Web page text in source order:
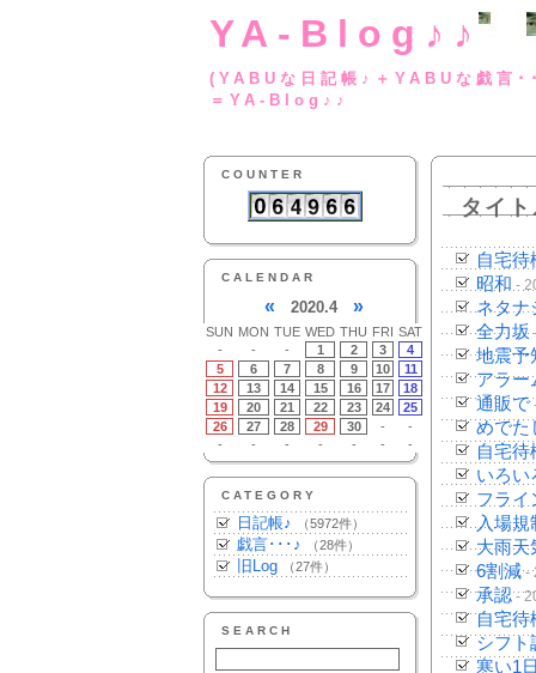
YA-Blog♪♪
(YABUな日記帳♪
＝YA-Blog♪♪
COUNTER
CALENDAR
« 2020.4 »
SUN MON TUE WED THU FRI SAT
-
- - 1 2 3
4
5
6 7 8 9 10
11
12
13 14 15 16 17
18
19
20 21 22 23 24
25
26
27 28 29 30 -
-
-
- - - - - -
CATEGORY
日記帳♪ （5972件）
戯言･･･♪ （28件）
旧Log （27件）
SEARCH
タイ
自宅待
昭和 -
ネタナ
全力坂
地震予
アラー
通販で
めでた
自宅待
いろい
フライ
入場規
大雨天
6割減-
承認-
自宅待
シフト
寒い1